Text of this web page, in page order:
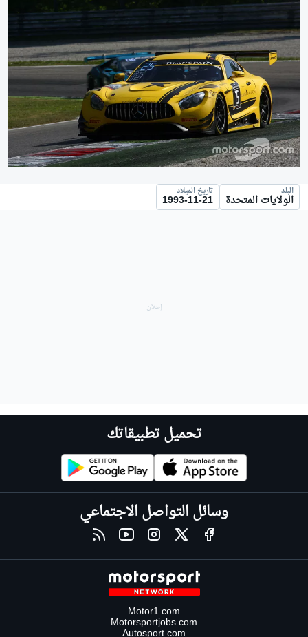
البلد
الولايات المتحدة
تاريخ الميلاد
1993-11-21
تحميل تطبيقاتك
وسائل التواصل الاجتماعي
Motor1.com
Motorsportjobs.com